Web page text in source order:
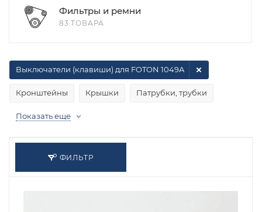
Фильтры и ремни
83 ТОВАРА
Кронштейны Крышки Патрубки, трубки
Выключатели (клавиши) для FOTON 1049A
Показать еще
ФИЛЬТР